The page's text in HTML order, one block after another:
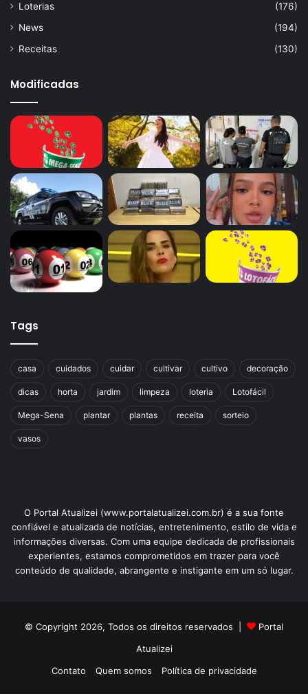
Loterias
(176)
News
(194)
Receitas
(130)
Modificadas
Tags
casa cuidados cuidar cultivar cultivo decoração
dicas horta jardim limpeza loteria Lotofácil
Mega-Sena plantar plantas receita sorteio
vasos
O Portal Atualizei (www.portalatualizei.com.br) é a sua fonte
confiável e atualizada de notícias, entretenimento, estilo de vida e
informações diversas. Com uma equipe dedicada de profissionais
experientes, estamos comprometidos em trazer para você
conteúdo de qualidade, abrangente e instigante em um só lugar.
© Copyright 2026, Todos os direitos reservados |
Portal
Atualizei
Contato
Quem somos Política de privacidade